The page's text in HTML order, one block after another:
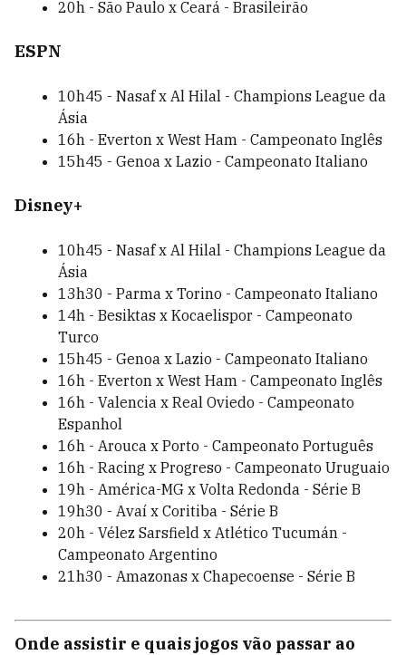
20h - São Paulo x Ceará - Brasileirão
ESPN
10h45 - Nasaf x Al Hilal - Champions League da
Ásia
16h - Everton x West Ham - Campeonato Inglês
15h45 - Genoa x Lazio - Campeonato Italiano
Disney+
10h45 - Nasaf x Al Hilal - Champions League da
Ásia
13h30 - Parma x Torino - Campeonato Italiano
14h - Besiktas x Kocaelispor - Campeonato
Turco
15h45 - Genoa x Lazio - Campeonato Italiano
16h - Everton x West Ham - Campeonato Inglês
16h - Valencia x Real Oviedo - Campeonato
Espanhol
16h - Arouca x Porto - Campeonato Português
16h - Racing x Progreso - Campeonato Uruguaio
19h - América-MG x Volta Redonda - Série B
19h30 - Avaí x Coritiba - Série B
20h - Vélez Sarsfield x Atlético Tucumán -
Campeonato Argentino
21h30 - Amazonas x Chapecoense - Série B
Onde assistir e quais jogos vão passar ao